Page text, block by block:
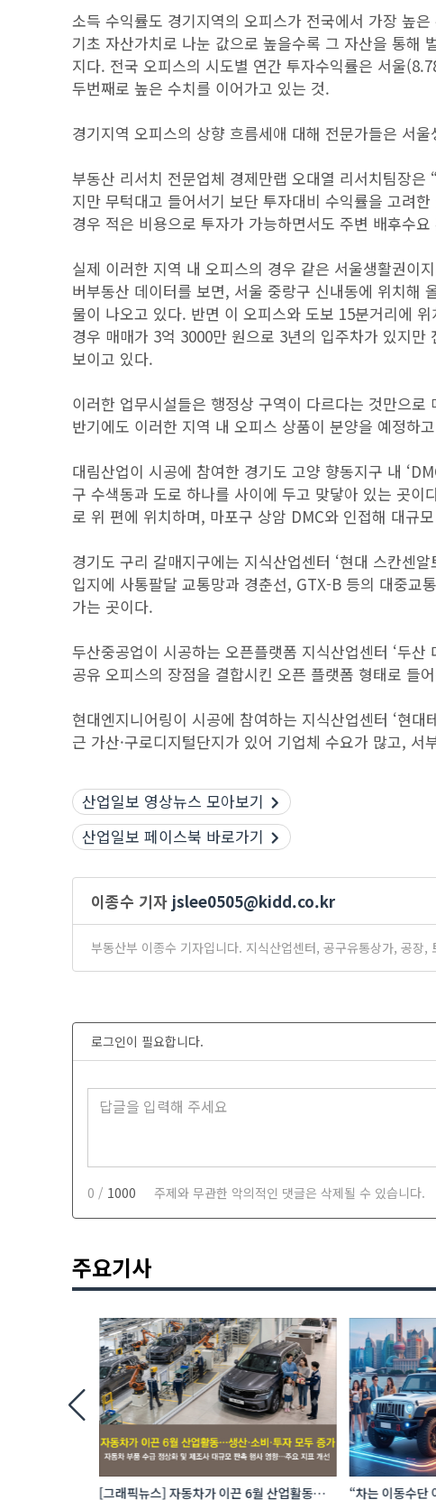
소득 수익률도 경기지역의 오피스가 전국에서 가장 높
기초 자산가치로 나눈 값으로 높을수록 그 자산을 통해
지다. 전국 오피스의 시도별 연간 투자수익률은 서울
두번째로 높은 수치를 이어가고 있는 것.
경기지역 오피스의 상향 흐름세애 대해 전문가들은 서
부동산 리서치 전문업체 경제만랩 오대열 리서치팀장
지만 무턱대고 들어서기 보단 투자대비 수익률을 고려
경우 적은 비용으로 투자가 가능하면서도 주변 배후수
실제 이러한 지역 내 오피스의 경우 같은 서울생활권이
버부동산 데이터를 보면, 서울 중랑구 신내동에 위치해
물이 나오고 있다. 반면 이 오피스와 도보 15분거리에
경우 매매가 3억 3000만 원으로 3년의 입주차가 있지
보이고 있다.
이러한 업무시설들은 행정상 구역이 다르다는 것만으
반기에도 이러한 지역 내 오피스 상품이 분양을 예정하
대림산업이 시공에 참여한 경기도 고양 향동지구 내
구 수색동과 도로 하나를 사이에 두고 맞닿아 있는 곳
로 위 편에 위치하며, 마포구 상암 DMC와 인접해 대규
경기도 구리 갈매지구에는 지식산업센터 ‘현대 스칸센
입지에 사통팔달 교통망과 경춘선, GTX-B 등의 대중교
가는 곳이다.
두산중공업이 시공하는 오픈플랫폼 지식산업센터 ‘두
공유 오피스의 장점을 결합시킨 오픈 플랫폼 형태로 들
현대엔지니어링이 시공에 참여하는 지식산업센터 ‘현
근 가산·구로디지털단지가 있어 기업체 수요가 많고,
산업일보 영상뉴스 모아보기
산업일보 페이스북 바로가기
이종수 기자 jslee0505@kidd.co.kr
부동산부 이종수 기자입니다. 지식산업센터, 공구유통상가, 공장
로그인이 필요합니다.
0 / 1000 주제와 무관한 악의적인 댓글은 삭제될 수 있습니다.
주요기사
[그래픽뉴스] 자동차가 이끈 6월 산업활동…
“차는 이동수단